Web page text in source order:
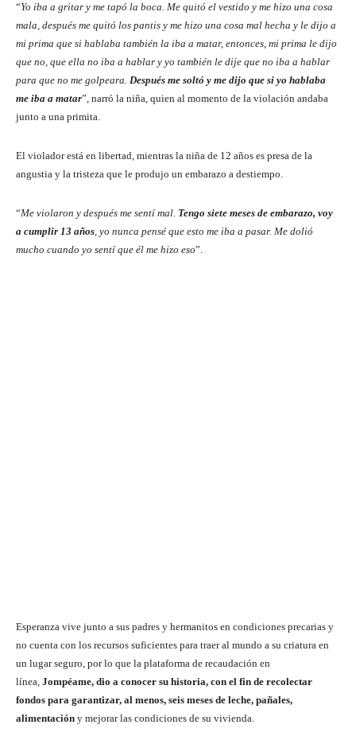
“Yo iba a gritar y me tapó la boca. Me quitó el vestido y me hizo una cosa
mala, después me quitó los pantis y me hizo una cosa mal hecha y le dijo a
mi prima que si hablaba también la iba a matar, entonces, mi prima le dijo
que no, que ella no iba a hablar y yo también le dije que no iba a hablar
para que no me golpeara. Después me soltó y me dijo que si yo hablaba
me iba a matar”, narró la niña, quien al momento de la violación andaba
junto a una primita.
El violador está en libertad, mientras la niña de 12 años es presa de la
angustia y la tristeza que le produjo un embarazo a destiempo.
“Me violaron y después me sentí mal. Tengo siete meses de embarazo, voy
a cumplir 13 años, yo nunca pensé que esto me iba a pasar. Me dolió
mucho cuando yo sentí que él me hizo eso”.
Esperanza vive junto a sus padres y hermanitos en condiciones precarias y
no cuenta con los recursos suficientes para traer al mundo a su criatura en
un lugar seguro, por lo que la plataforma de recaudación en
línea, Jompéame, dio a conocer su historia, con el fin de recolectar
fondos para garantizar, al menos, seis meses de leche, pañales,
alimentación y mejorar las condiciones de su vivienda.